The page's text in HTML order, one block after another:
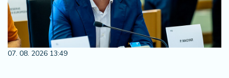
07. 08. 2026 13:49